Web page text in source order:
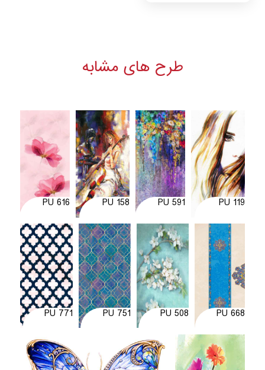
طرح های مشابه
PU 119
PU 591
PU 158
PU 616
PU 668
PU 508
PU 751
PU 771